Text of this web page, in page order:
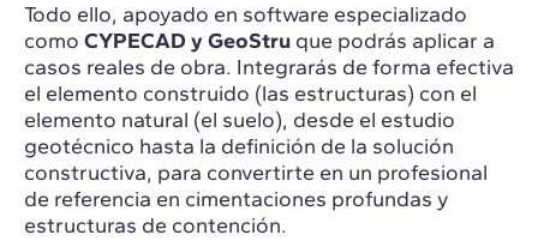
Todo ello, apoyado en software especializado
como CYPECAD y GeoStru que podrás aplicar a
casos reales de obra. Integrarás de forma efectiva
el elemento construido (las estructuras) con el
elemento natural (el suelo), desde el estudio
geotécnico hasta la definición de la solución
constructiva, para convertirte en un profesional
de referencia en cimentaciones profundas y
estructuras de contención.